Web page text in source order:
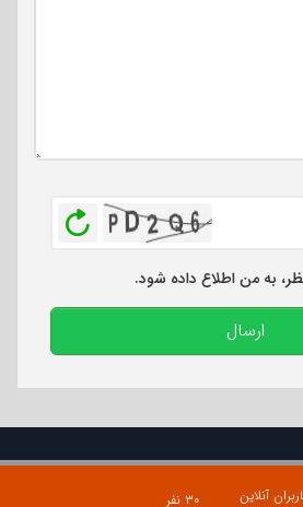
به من اطلاع داده شود.
ارسال
آنلاین ۳۰ نفر